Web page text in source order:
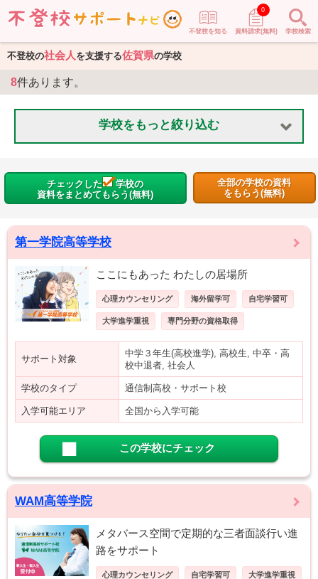
不登校を知る 資料請求(無料)
0
学校検索
不登校の社会人 を支援する佐賀県の学校
8件あります。
学校をもっと絞り込む
チェックした
学校の
資料をまとめてもらう(無料)
全部の学校の資料
をもらう(無料)
第一学院高等学校
ここにもあった わたしの居場所
心理カウンセリング 海外留学可 自宅学習可
大学進学重視 専門分野の資格取得
サポート対象
中学３年生(高校進学), 高校生, 中卒・高
校中退者, 社会人
学校のタイプ 通信制高校・サポート校
入学可能エリア 全国から入学可能
この学校にチェック
WAM高等学院
メタバース空間で定期的な三者面談行い進
路をサポート
心理カウンセリング 自宅学習可 大学進学重視